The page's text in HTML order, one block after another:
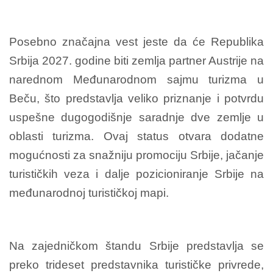
Posebno značajna vest jeste da će Republika
Srbija 2027. godine biti zemlja partner Austrije na
narednom Međunarodnom sajmu turizma u
Beču, što predstavlja veliko priznanje i potvrdu
uspešne dugogodišnje saradnje dve zemlje u
oblasti turizma. Ovaj status otvara dodatne
mogućnosti za snažniju promociju Srbije, jačanje
turističkih veza i dalje pozicioniranje Srbije na
međunarodnoj turističkoj mapi.
Na zajedničkom štandu Srbije predstavlja se
preko trideset predstavnika turističke privrede,